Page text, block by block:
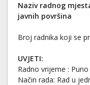
Naziv radnog
javnih površina
Broj radnika koji se
UVJETI:
Radno vrijeme :
Način rada: Rad u